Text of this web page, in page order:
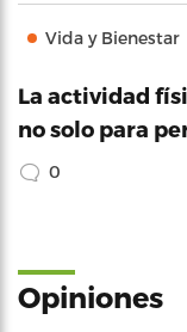
Vida y Bienestar
La actividad
no solo para
0
Opiniones